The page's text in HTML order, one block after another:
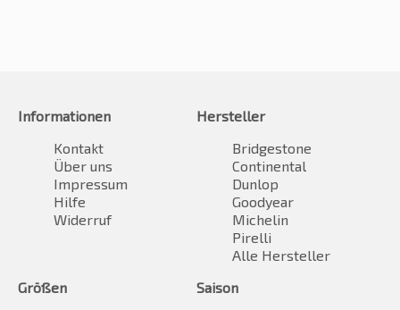
Informationen
Kontakt
Über uns
Impressum
Hilfe
Widerruf
Hersteller
Bridgestone
Continental
Dunlop
Goodyear
Michelin
Pirelli
Alle Hersteller
Größen
Saison